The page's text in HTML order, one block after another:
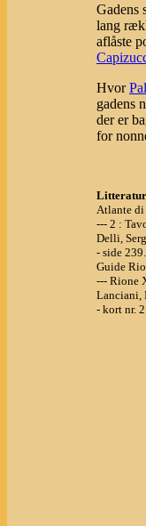
Gadens
lang
aflåste
Hvor
gadens
der er
for
Litteratur
Atlante di
--- 2 :
Delli,
- side 239.
Guide
--- Rione
Lanciani,
- kort nr.